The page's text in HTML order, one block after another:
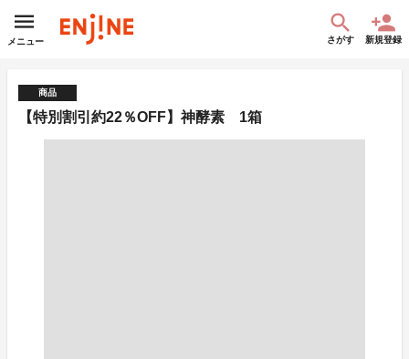
メニュー さがす 新規登録
商品
【特別割引約22％OFF】神酵素 1箱